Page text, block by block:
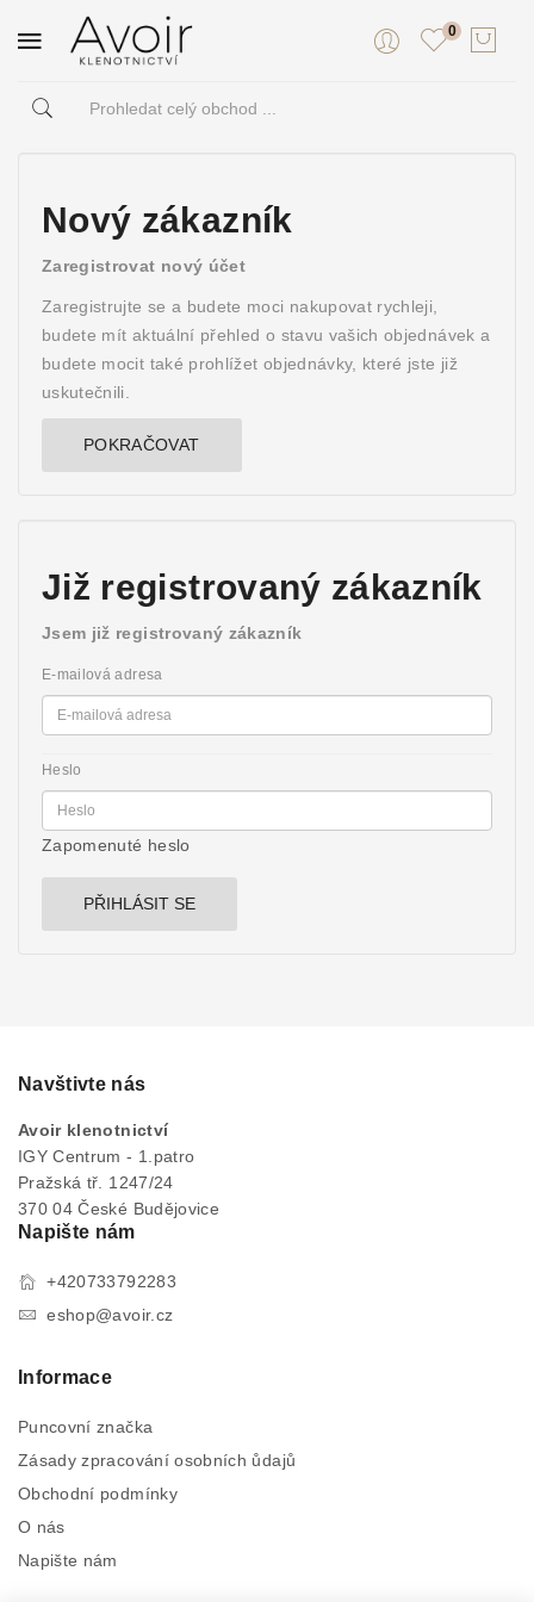
0
Nový zákazník
Zaregistrovat nový účet
Zaregistrujte se a budete moci nakupovat rychleji,
budete mít aktuální přehled o stavu vašich objednávek a
budete mocit také prohlížet objednávky, které jste již
uskutečnili.
POKRAČOVAT
Již registrovaný zákazník
Jsem již registrovaný zákazník
E-mailová adresa
Heslo
Zapomenuté heslo
Navštivte nás
Avoir klenotnictví
IGY Centrum - 1.patro
Pražská tř. 1247/24
370 04 České Budějovice
Napište nám
+420733792283
eshop@avoir.cz
Informace
Puncovní značka
Zásady zpracování osobních ůdajů
Obchodní podmínky
O nás
Napište nám